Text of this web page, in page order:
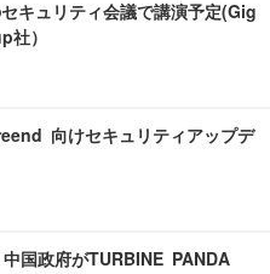
キュリティ会議で講演予定(Gig
）
向けセキュリティアップデ
国政府がTURBINE PANDA